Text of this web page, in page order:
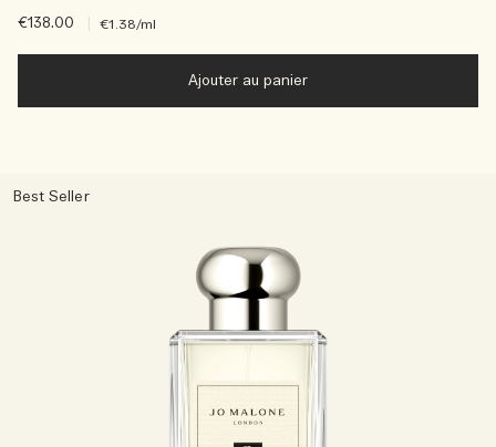
€138.00 €1.38/ml
Ajouter au panier
Best Seller